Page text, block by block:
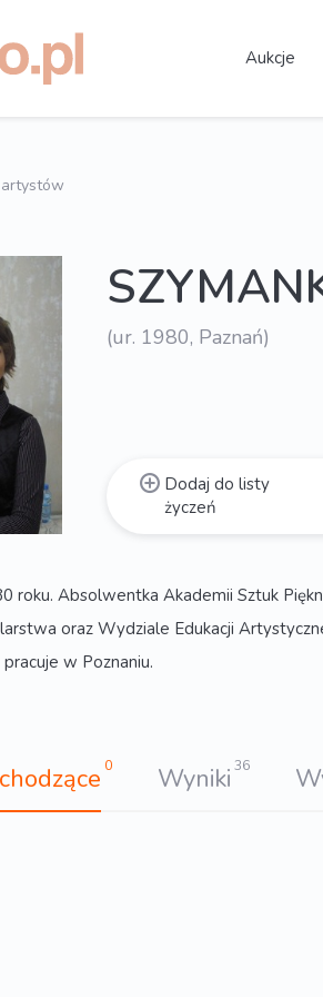
Aukcje
(ur. 1980, Paznań)
Dodaj do listy
życzeń
roku. Absolwentka Akademii Sztuk
oraz Wydziale Edukacji
w Poznaniu.
0 Wyniki 36